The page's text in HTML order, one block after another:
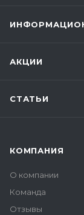
АКЦИИ
СТАТЬИ
КОМПАНИЯ
О компании
Команда
Отзывы